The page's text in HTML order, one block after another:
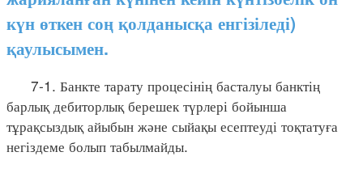
күн өткен соң қолданысқа енгізіледі)
қаулысымен.
7-1. Банкте тарату процесінің басталуы банктің
барлық дебиторлық берешек түрлері бойынша
тұрақсыздық айыбын және сыйақы есептеуді тоқтатуға
негіздеме болып табылмайды.